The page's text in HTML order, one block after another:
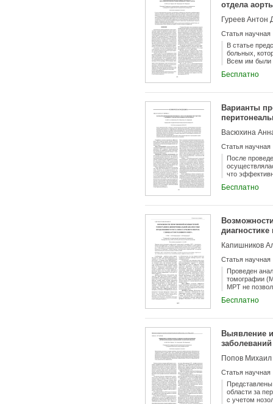
отдела
Гуреев Антон
Статья научная
В статье
больных,
Всем им были
критической
оперативного
Бесплатно
Варианты
Васюхина
Статья научная
После
что
71,4±4,5%).
Бесплатно
мозга
Капишников
Статья научная
Проведен
томографии
МРТ не
некрозом.
Бесплатно
Выявление
Попов Михаил
Статья научная
области за
с учетом